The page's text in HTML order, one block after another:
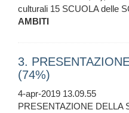
culturali 15 SCUOLA delle
AMBITI
3.
(74%)
4-apr-2019 13.09.55
PRESENTAZIONE DELLA